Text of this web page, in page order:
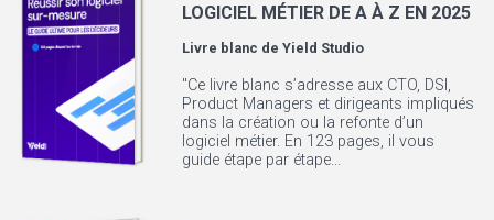
LOGICIEL MÉTIER DE A À Z EN 2025
Livre blanc deYield Studio
"Ce livre blanc s’adresse aux CTO, DSI,
Product Managers et dirigeants impliqués
dans la création ou la refonte d’un
logiciel métier. En 123 pages, il vous
guide étape par étape...